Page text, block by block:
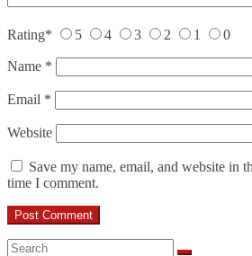
Rating* 5 4 3 2 1 0
Name *
Email *
Website
Save my name, email, and website in
time I comment.